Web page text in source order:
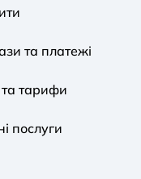
та платежі
тарифи
послуги